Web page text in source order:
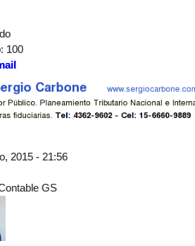
: 100
2015 - 21:56
GS